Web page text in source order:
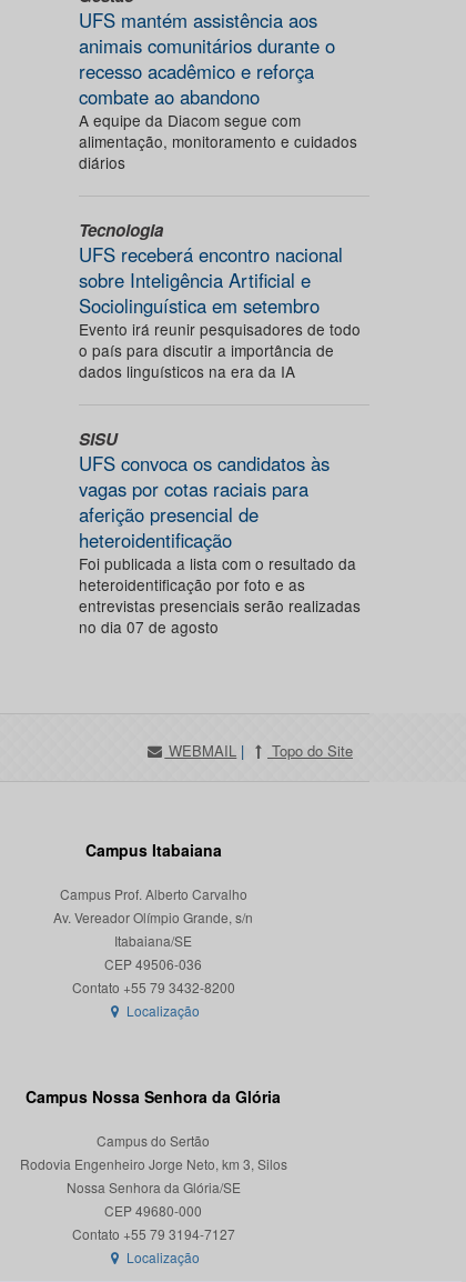
UFS mantém assistência aos
animais comunitários durante o
recesso acadêmico e reforça
combate ao abandono
A equipe da Diacom segue com
alimentação, monitoramento e cuidados
diários
Tecnologia
UFS receberá encontro nacional
sobre Inteligência Artificial e
Sociolinguística em setembro
Evento irá reunir pesquisadores de todo
o país para discutir a importância de
dados linguísticos na era da IA
SISU
UFS convoca os candidatos às
vagas por cotas raciais para
aferição presencial de
heteroidentificação
Foi publicada a lista com o resultado da
heteroidentificação por foto e as
entrevistas presenciais serão realizadas
no dia 07 de agosto
WEBMAIL | Topo do Site
Campus Itabaiana
Campus Prof. Alberto Carvalho
Av. Vereador Olímpio Grande, s/n
Itabaiana/SE
CEP 49506-036
Localização
Campus Nossa Senhora da Glória
Campus do Sertão
Rodovia Engenheiro Jorge Neto, km 3, Silos
Nossa Senhora da Glória/SE
CEP 49680-000
Contato +55 79 3194-7127
Localização